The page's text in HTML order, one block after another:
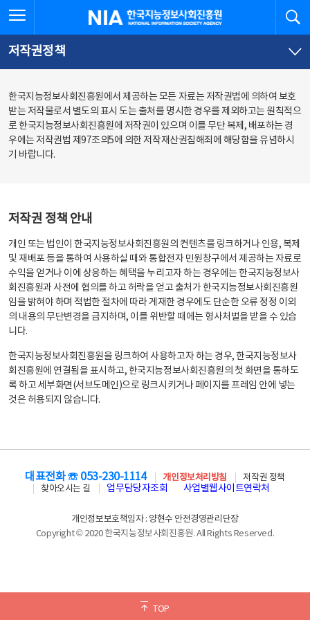
문
로
가
체
뉴
바
가
한국지능정보사회진흥원
저작권정책
한국지능정보사회진흥원에서 제공하는 모든 자료는 저작권법에 의하여 보호
받는 저작물로서 별도의 표시 도는 출처를 명시한 경우를 제외하고는 원칙적으
로 한국지능정보사회진흥원에 저작권이 있으며 이를 무단 복제, 배포하는 경
우에는 저작권법 제97조의5에 의한 저작재산권침해죄에 해당함을 유념하시
기 바랍니다.
저작권 정책 안내
개인 또는 법인이 한국지능정보사회진흥원의 컨텐츠를 링크하거나 인용, 복제
및 재배포 등을 통하여 사용하실 때와 통합전자 민원창구에서 제공하는 자료로
수익을 얻거나 이에 상응하는 혜택을 누리고자 하는 경우에는 한국지능정보사
회진흥원과 사전에 협의를 하고 허락을 얻고 출처가 한국지능정보사회진흥원
임을 밝혀야 하며 적법한 절차에 따라 게재한 경우에도 단순한 오류 정정 이외
의 내용의 무단변경을 금지하며, 이를 위반할 때에는 형사처벌을 받을 수 있습
니다.
한국지능정보사회진흥원을 링크하여 사용하고자 하는 경우, 한국지능정보사
회진흥원에 연결됨을 표시하고, 한국지능정보사회진흥원의 첫 화면을 통하도
록 하고 세부화면(서브도메인)으로 링크시키거나 페이지를 프레임 안에 넣는
것은 허용되지 않습니다.
TOP
대표전화 ☏ 053-230-1114 개인정보처리방침
저작권 정책
찾아오시는 길
업무담당자조회 사업별웹사이트연락처
개인정보보호책임자 : 양현수 안전경영관리단장
Copyright © 2020 한국지능정보사회진흥원. All Rights Reserved.